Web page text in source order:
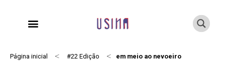
Página inicial < #22 Edição < em meio ao nevoeiro